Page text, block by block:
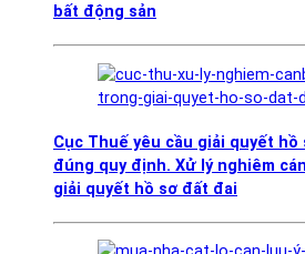
bất động sản
Cục Thuế yêu cầu giải quyết
đúng quy định. Xử lý nghiêm
giải quyết hồ sơ đất đai